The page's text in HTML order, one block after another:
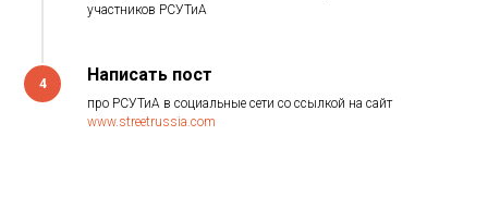
участников РСУТиА
4 Написать пост
про РСУТиА в социальные сети со ссылкой на сайт
www.streetrussia.com